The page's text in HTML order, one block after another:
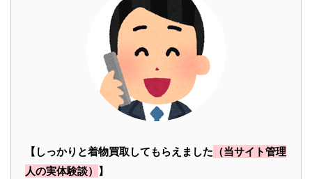
【しっかりと着物買取してもらえました （当サイト管理
人の実体験談） 】